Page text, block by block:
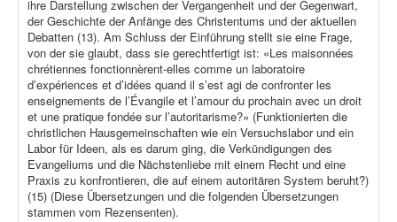
ihre Darstellung zwischen der Vergangenheit und der Gegenwart,
der Geschichte der Anfänge des Christentums und der aktuellen
Debatten (13). Am Schluss der Einführung stellt sie eine Frage,
von der sie glaubt, dass sie gerechtfertigt ist: «Les maisonnées
chrétiennes fonctionnèrent-elles comme un laboratoire
d’expériences et d’idées quand il s’est agi de confronter les
enseignements de l’Évangile et l’amour du prochain avec un droit
et une pratique fondée sur l’autoritarisme?» (Funktionierten die
christlichen Hausgemeinschaften wie ein Versuchslabor und ein
Labor für Ideen, als es darum ging, die Verkündigungen des
Evangeliums und die Nächstenliebe mit einem Recht und eine
Praxis zu konfrontieren, die auf einem autoritären System beruht?)
(15) (Diese Übersetzungen und die folgenden Übersetzungen
stammen vom Rezensenten).